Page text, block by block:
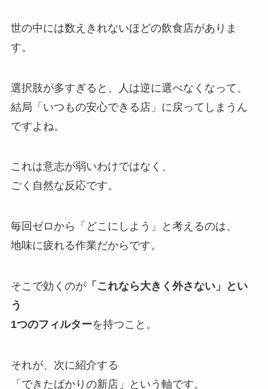
世の中には数えきれないほどの飲食店がありま
す。
選択肢が多すぎると、人は逆に選べなくなって、
結局「いつもの安心できる店」に戻ってしまうん
ですよね。
これは意志が弱いわけではなく、
ごく自然な反応です。
毎回ゼロから「どこにしよう」と考えるのは、
地味に疲れる作業だからです。
そこで効くのが「これなら大きく外さない」
とい
う
1つのフィルターを持つこと。
それが、次に紹介する
「できたばかりの新店」という軸です。